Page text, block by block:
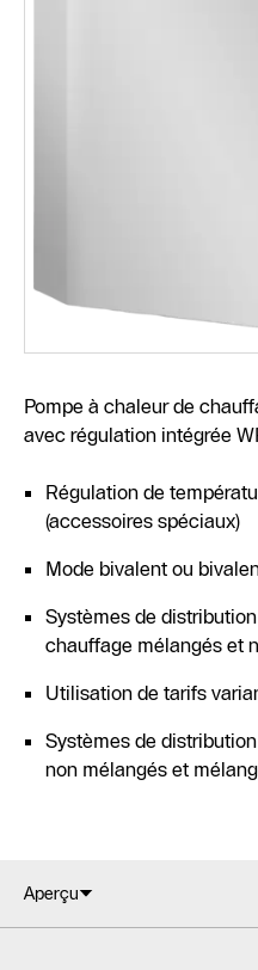
Pompe à chaleur de
avec régulation intégrée
Régulation de
(accessoires spéciaux)
Mode bivalent ou
Systèmes de
chauffage mélangés et
Utilisation de tarifs
Systèmes de
non mélangés et
Aperçu